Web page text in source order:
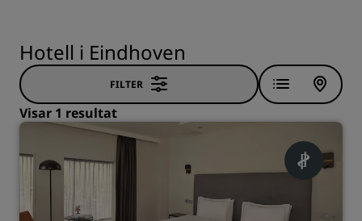
Hotell i Eindhoven
FILTER
Visar 1 resultat